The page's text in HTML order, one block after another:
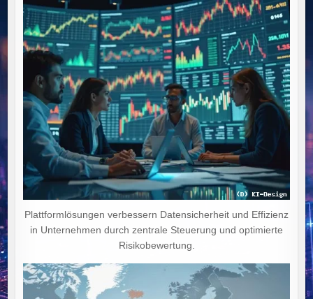
Plattformlösungen verbessern Datensicherheit und Effizienz
in Unternehmen durch zentrale Steuerung und optimierte
Risikobewertung.